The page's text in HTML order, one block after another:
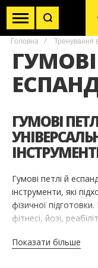
Головна Тренування
ГУМОВІ
Гумові петлі й
інструменти, які
фізичної
фітнесі, йозі,
Показати більше